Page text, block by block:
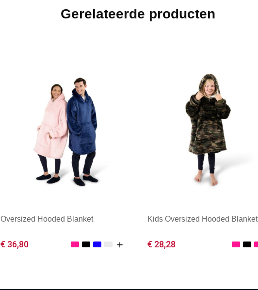
Gerelateerde producten
Oversized Hooded Blanket
€ 36,80
Kids Oversized Hooded Blanket
€ 28,28